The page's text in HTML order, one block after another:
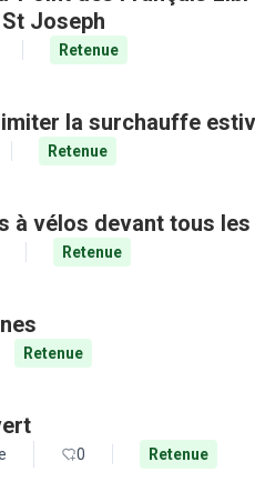
Joseph
Retenue
la surchauffe
Retenue
à vélos devant tous
Retenue
Retenue
0 Retenue